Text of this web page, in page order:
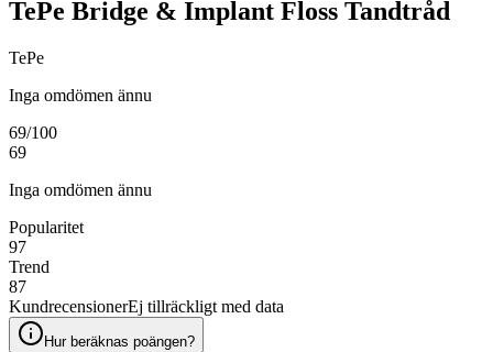
TePe Bridge & Implant Floss Tandtråd
TePe
Inga omdömen ännu
69/100
69
Inga omdömen ännu
Popularitet
97
Trend
87
KundrecensionerEj tillräckligt med data
Hur beräknas poängen?